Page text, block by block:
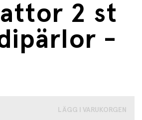
2 st
-
LÄGG I VARUKORGEN